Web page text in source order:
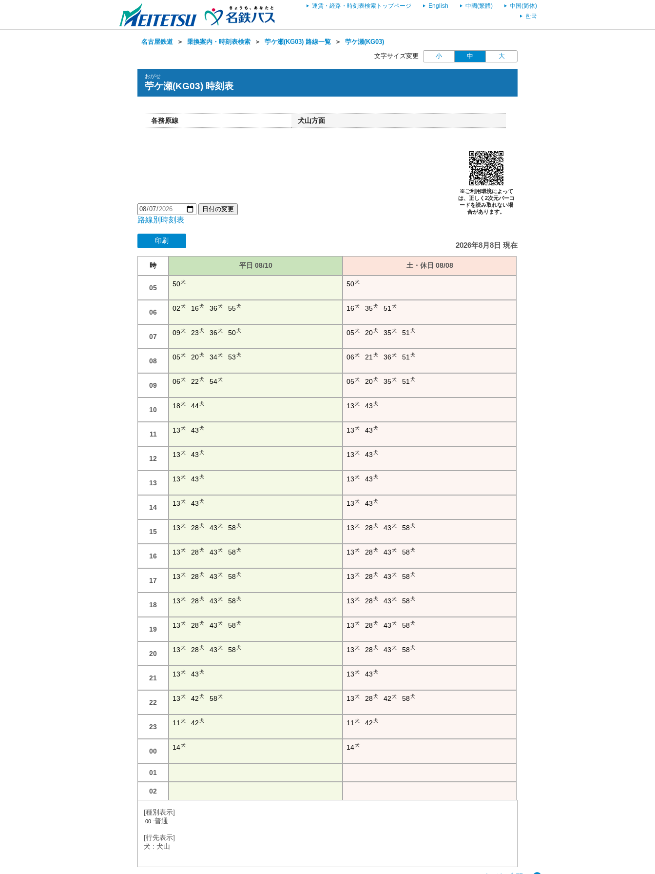
運賃・経路・時刻表検索トップページ English 中國(繁體)
中国(简体)
한국
名古屋鉄道 ＞ 乗換案内・時刻表検索 ＞ 苧ケ瀬(KG03) 路線一覧 ＞ 苧ケ瀬(KG03)
文字サイズ変更 小 中 大
おがせ
苧ケ瀬(KG03) 時刻表
各務原線 犬山方面
※ご利用環境によって
は、正しく2次元バーコ
ードを読み取れない場
合があります。
日付の変更
路線別時刻表
印刷
2026年8月8日 現在
時 平日 08/10 土・休日 08/08
05 50犬 50犬
06 02犬 16犬 36犬 55犬 16犬 35犬 51犬
07 09犬 23犬 36犬 50犬 05犬 20犬 35犬 51犬
08 05犬 20犬 34犬 53 犬 06犬 21犬 36犬 51犬
09 06犬 22犬 54犬 05犬 20犬 35犬 51犬
10 18犬 44犬 13犬 43犬
11 13犬 43犬 13犬 43犬
12 13犬 43犬 13犬 43犬
13 13犬 43犬 13犬 43犬
14 13犬 43犬 13犬 43犬
15 13犬 28犬 43 犬 58犬 13犬 28犬 43 犬 58犬
16 13犬 28犬 43 犬 58犬 13犬 28犬 43 犬 58犬
17 13犬 28犬 43 犬 58犬 13犬 28犬 43 犬 58犬
18 13犬 28犬 43 犬 58犬 13犬 28犬 43 犬 58犬
19 13犬 28犬 43 犬 58犬 13犬 28犬 43 犬 58犬
20 13犬 28犬 43 犬 58犬 13犬 28犬 43 犬 58犬
21 13犬 43犬 13犬 43犬
22 13犬 42犬 58犬 13犬 28犬 42 犬 58犬
23 11犬 42犬 11犬 42犬
00 14犬 14犬
01
02
[種別表示]
00 :普通
[行先表示]
犬 : 犬山